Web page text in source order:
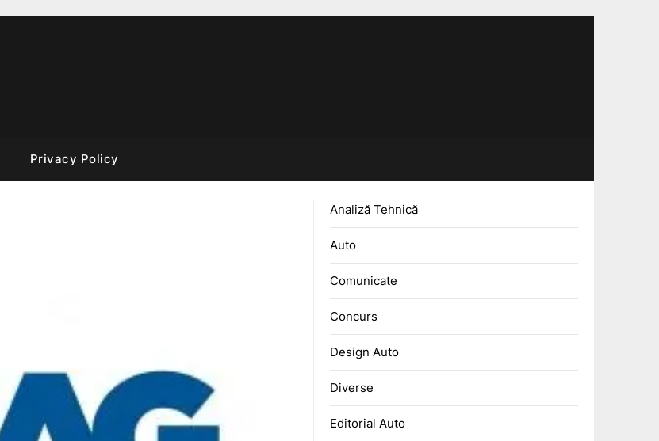
Privacy Policy
Analiză Tehnică
Auto
Comunicate
Concurs
Design Auto
Diverse
Editorial Auto